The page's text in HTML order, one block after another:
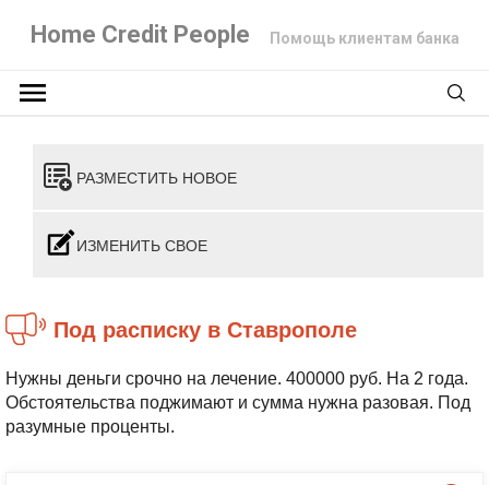
Home Credit People Помощь клиентам банка
РАЗМЕСТИТЬ НОВОЕ
ИЗМЕНИТЬ СВОЕ
Под расписку в Ставрополе
Нужны деньги срочно на лечение. 400000 руб. На 2 года.
Обстоятельства поджимают и сумма нужна разовая. Под
разумные проценты.